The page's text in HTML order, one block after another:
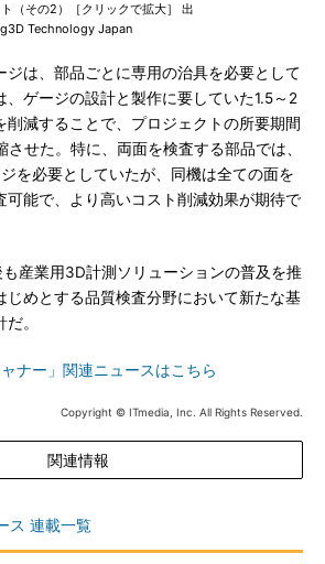
（その2）［クリックで拡大］ 出
Technology Japan
は、部品ごとに専用の治具を必要として
、ゲージの設計と製作に要していた1.5～2
削減することで、プロジェクトの所要期間
させた。特に、両面を検査する部品では、
を必要としていたが、同機は全ての面を
可能で、より高いコスト削減効果が期待で
産業用3D計測ソリューションの普及を推
じめとする品質検査分野において新たな基
。
ナー」関連ニュースはこちら
Copyright © ITmedia, Inc. All Rights Reserved.
関連情報
ス 連載一覧